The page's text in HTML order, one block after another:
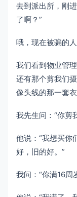
去到派出所，刚
了啊？”
哦，现在被骗的人
我们看到物业管
还有那个剪我们
像头线的那一套
我先生问：“你剪
他说：“我想买你
好，旧的好。”
我问：“你满16周